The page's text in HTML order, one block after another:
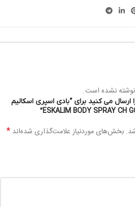
نشده است.
می کنید برای “بادی اسپری اسکالیم
بخش‌های موردنیاز علامت‌گذاری شده‌اند *